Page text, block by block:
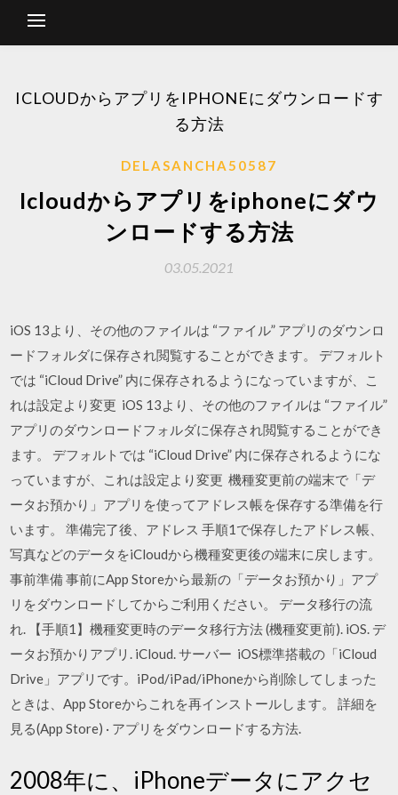
ICLOUDからアプリをIPHONEにダウンロードす
る方法
DELASANCHA50587
Icloudからアプリをiphoneにダウ
ンロードする方法
03.05.2021
iOS 13より、その他のファイルは “ファイル” アプリのダウンロ
ードフォルダに保存され閲覧することができます。 デフォルト
では “iCloud Drive” 内に保存されるようになっていますが、こ
れは設定より変更 iOS 13より、その他のファイルは “ファイル”
アプリのダウンロードフォルダに保存され閲覧することができ
ます。 デフォルトでは “iCloud Drive” 内に保存されるようにな
っていますが、これは設定より変更 機種変更前の端末で「デ
ータお預かり」アプリを使ってアドレス帳を保存する準備を行
います。 準備完了後、アドレス 手順1で保存したアドレス帳、
写真などのデータをiCloudから機種変更後の端末に戻します。
事前準備 事前にApp Storeから最新の「データお預かり」アプ
リをダウンロードしてからご利用ください。 データ移行の流
れ. 【手順1】機種変更時のデータ移行方法 (機種変更前). iOS. デ
ータお預かりアプリ. iCloud. サーバー iOS標準搭載の「iCloud
Drive」アプリです。iPod/iPad/iPhoneから削除してしまった
ときは、App Storeからこれを再インストールします。 詳細を
見る(App Store) · アプリをダウンロードする方法.
2008年に、iPhoneデータにアクセ